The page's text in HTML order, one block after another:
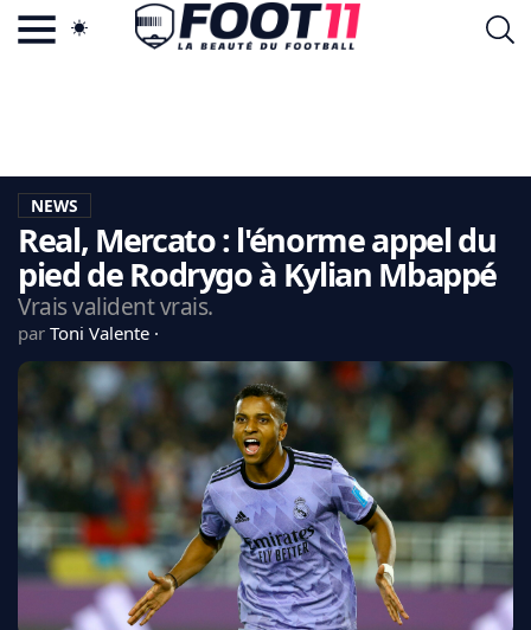
LA CHARTE
VIE PRIVÉE
CGU
CONTACTEZ-NOUS
MERCATO
CDM 2026
EDF
PSG
LIGUE 1
REAL MADRID
FC BARCELONE
MANCHESTER UNITED
CHELSEA
NEWS
Real, Mercato : l'énorme appel du
pied de Rodrygo à Kylian Mbappé
Vrais valident vrais.
par Toni Valente